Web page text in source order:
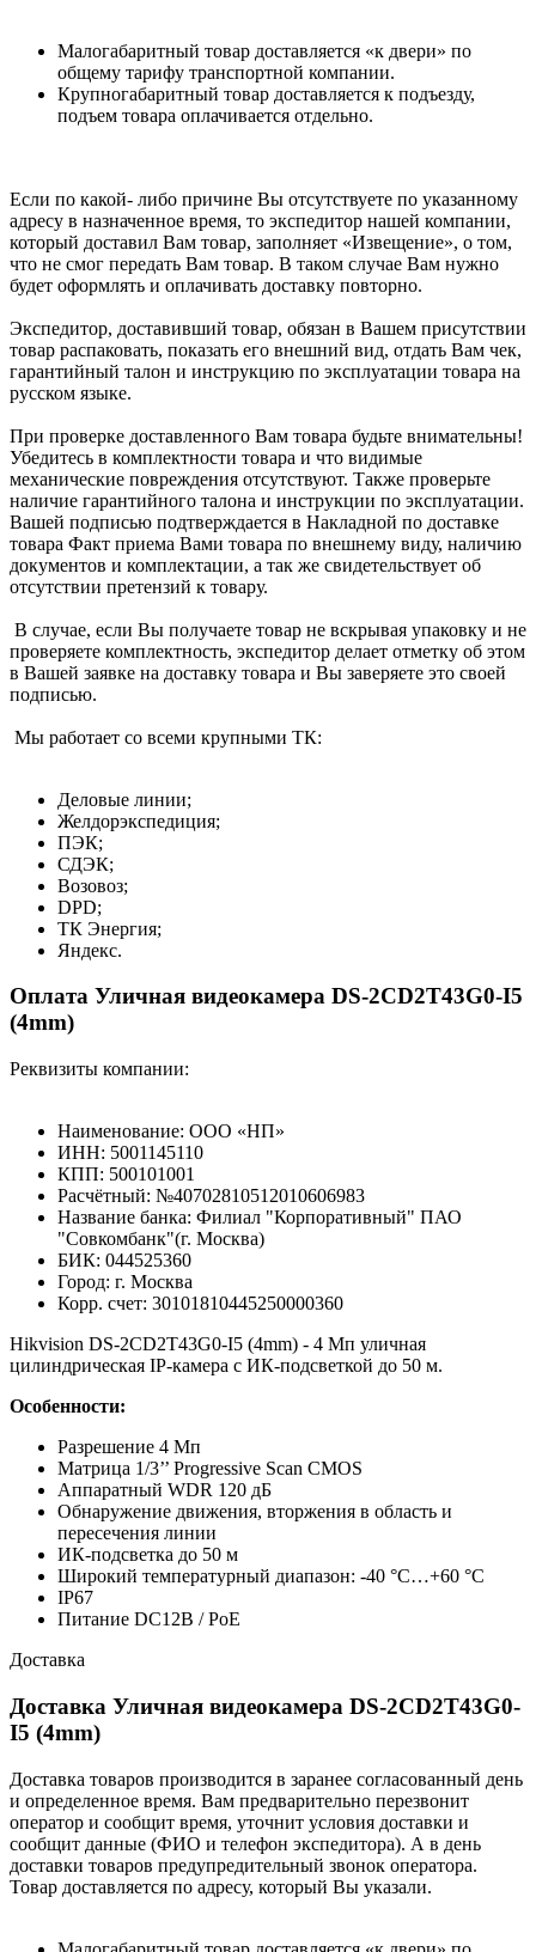
Малогабаритный товар доставляется «к двери» по
общему тарифу транспортной компании.
Крупногабаритный товар доставляется к подъезду,
подъем товара оплачивается отдельно.
Если по какой- либо причине Вы отсутствуете по указанному
адресу в назначенное время, то экспедитор нашей компании,
который доставил Вам товар, заполняет «Извещение», о том,
что не смог передать Вам товар. В таком случае Вам нужно
будет оформлять и оплачивать доставку повторно.
Экспедитор, доставивший товар, обязан в Вашем присутствии
товар распаковать, показать его внешний вид, отдать Вам чек,
гарантийный талон и инструкцию по эксплуатации товара на
русском языке.
При проверке доставленного Вам товара будьте внимательны!
Убедитесь в комплектности товара и что видимые
механические повреждения отсутствуют. Также проверьте
наличие гарантийного талона и инструкции по эксплуатации.
Вашей подписью подтверждается в Накладной по доставке
товара Факт приема Вами товара по внешнему виду, наличию
документов и комплектации, а так же свидетельствует об
отсутствии претензий к товару.
В случае, если Вы получаете товар не вскрывая упаковку и не
проверяете комплектность, экспедитор делает отметку об этом
в Вашей заявке на доставку товара и Вы заверяете это своей
подписью.
Мы работает со всеми крупными ТК:
Деловые линии;
Желдорэкспедиция;
ПЭК;
СДЭК;
Возовоз;
DPD;
ТК Энергия;
Яндекс.
Оплата Уличная видеокамера DS-2CD2T43G0-I5
(4mm)
Реквизиты компании:
Наименование: ООО «НП»
ИНН: 5001145110
КПП: 500101001
Расчётный: №40702810512010606983
Название банка: Филиал "Корпоративный" ПАО
"Совкомбанк"(г. Москва)
БИК: 044525360
Город: г. Москва
Корр. счет: 30101810445250000360
Hikvision DS-2CD2T43G0-I5 (4mm) - 4 Мп уличная
цилиндрическая IP-камера с ИК-подсветкой до 50 м.
Особенности:
Разрешение 4 Мп
Матрица 1/3’’ Progressive Scan CMOS
Аппаратный WDR 120 дБ
Обнаружение движения, вторжения в область и
пересечения линии
ИК-подсветка до 50 м
Широкий температурный диапазон: -40 °C…+60 °C
IP67
Питание DC12В / PoE
Доставка
Доставка Уличная видеокамера DS-2CD2T43G0-
I5 (4mm)
Доставка товаров производится в заранее согласованный день
и определенное время. Вам предварительно перезвонит
оператор и сообщит время, уточнит условия доставки и
сообщит данные (ФИО и телефон экспедитора). А в день
доставки товаров предупредительный звонок оператора.
Товар доставляется по адресу, который Вы указали.